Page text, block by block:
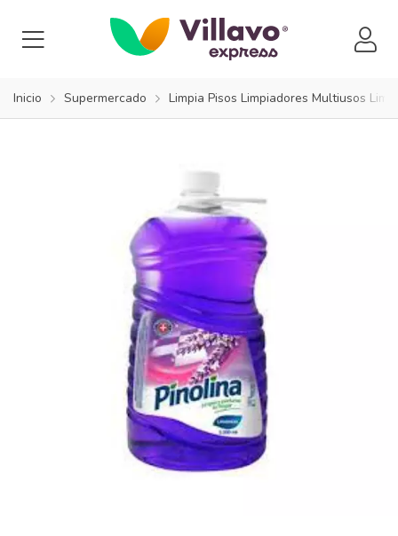
Inicio Supermercado Limpia Pisos Limpiadores Multiusos